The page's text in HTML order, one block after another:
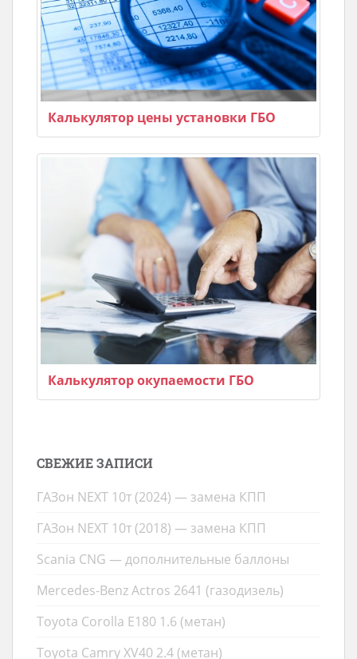
Калькулятор цены установки ГБО
Калькулятор окупаемости ГБО
СВЕЖИЕ ЗАПИСИ
ГАЗон NEXT 10т (2024) — замена КПП
ГАЗон NEXT 10т (2018) — замена КПП
Scania CNG — дополнительные баллоны
Mercedes-Benz Actros 2641 (газодизель)
Toyota Corolla E180 1.6 (метан)
Toyota Camry XV40 2.4 (метан)